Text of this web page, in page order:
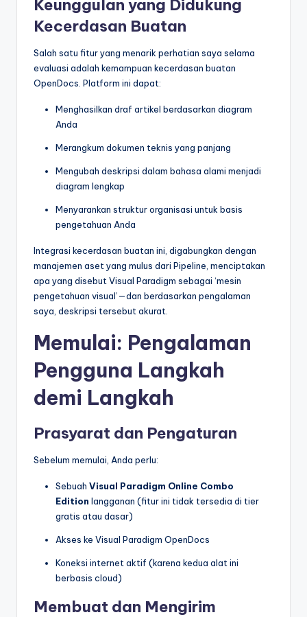
Keunggulan yang Didukung
Kecerdasan Buatan
Salah satu fitur yang menarik perhatian saya selama
evaluasi adalah kemampuan kecerdasan buatan
OpenDocs. Platform ini dapat:
Menghasilkan draf artikel berdasarkan diagram
Anda
Merangkum dokumen teknis yang panjang
Mengubah deskripsi dalam bahasa alami menjadi
diagram lengkap
Menyarankan struktur organisasi untuk basis
pengetahuan Anda
Integrasi kecerdasan buatan ini, digabungkan dengan
manajemen aset yang mulus dari Pipeline, menciptakan
apa yang disebut Visual Paradigm sebagai ‘mesin
pengetahuan visual’—dan berdasarkan pengalaman
saya, deskripsi tersebut akurat.
Memulai: Pengalaman
Pengguna Langkah
demi Langkah
Prasyarat dan Pengaturan
Sebelum memulai, Anda perlu:
Sebuah Visual Paradigm Online Combo
Edition langganan (fitur ini tidak tersedia di tier
gratis atau dasar)
Akses ke Visual Paradigm OpenDocs
Koneksi internet aktif (karena kedua alat ini
berbasis cloud)
Membuat dan Mengirim